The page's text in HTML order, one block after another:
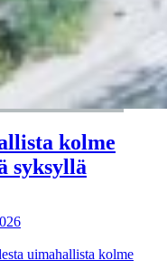
kolme
syksyllä
uimahallista kolme